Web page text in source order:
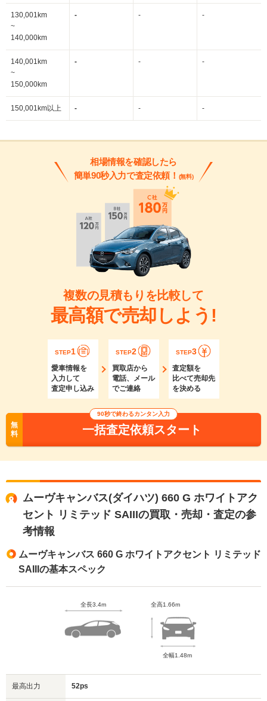
130,001km
~
140,000km
- - -
140,001km
~
150,000km
- - -
150,001km以上 - - -
相場情報を確認したら
簡単90秒入力で査定依頼！ (無料)
複数の見積もりを比較して
最高額で売却しよう!
STEP1
愛車情報を
入力して
査定申し込み
STEP2
買取店から
電話、メール
でご連絡
STEP3
査定額を
比べて売却先
を決める
無
料
90秒で終わるカンタン入力
一括査定依頼スタート
ムーヴキャンバス(ダイハツ) 660 G ホワイトアク
セント リミテッド SAIIIの買取・売却・査定の参
考情報
ムーヴキャンバス 660 G ホワイトアクセント リミテッド
SAIIIの基本スペック
全長3.4m 全高1.66m
全幅1.48m
最高出力 52ps